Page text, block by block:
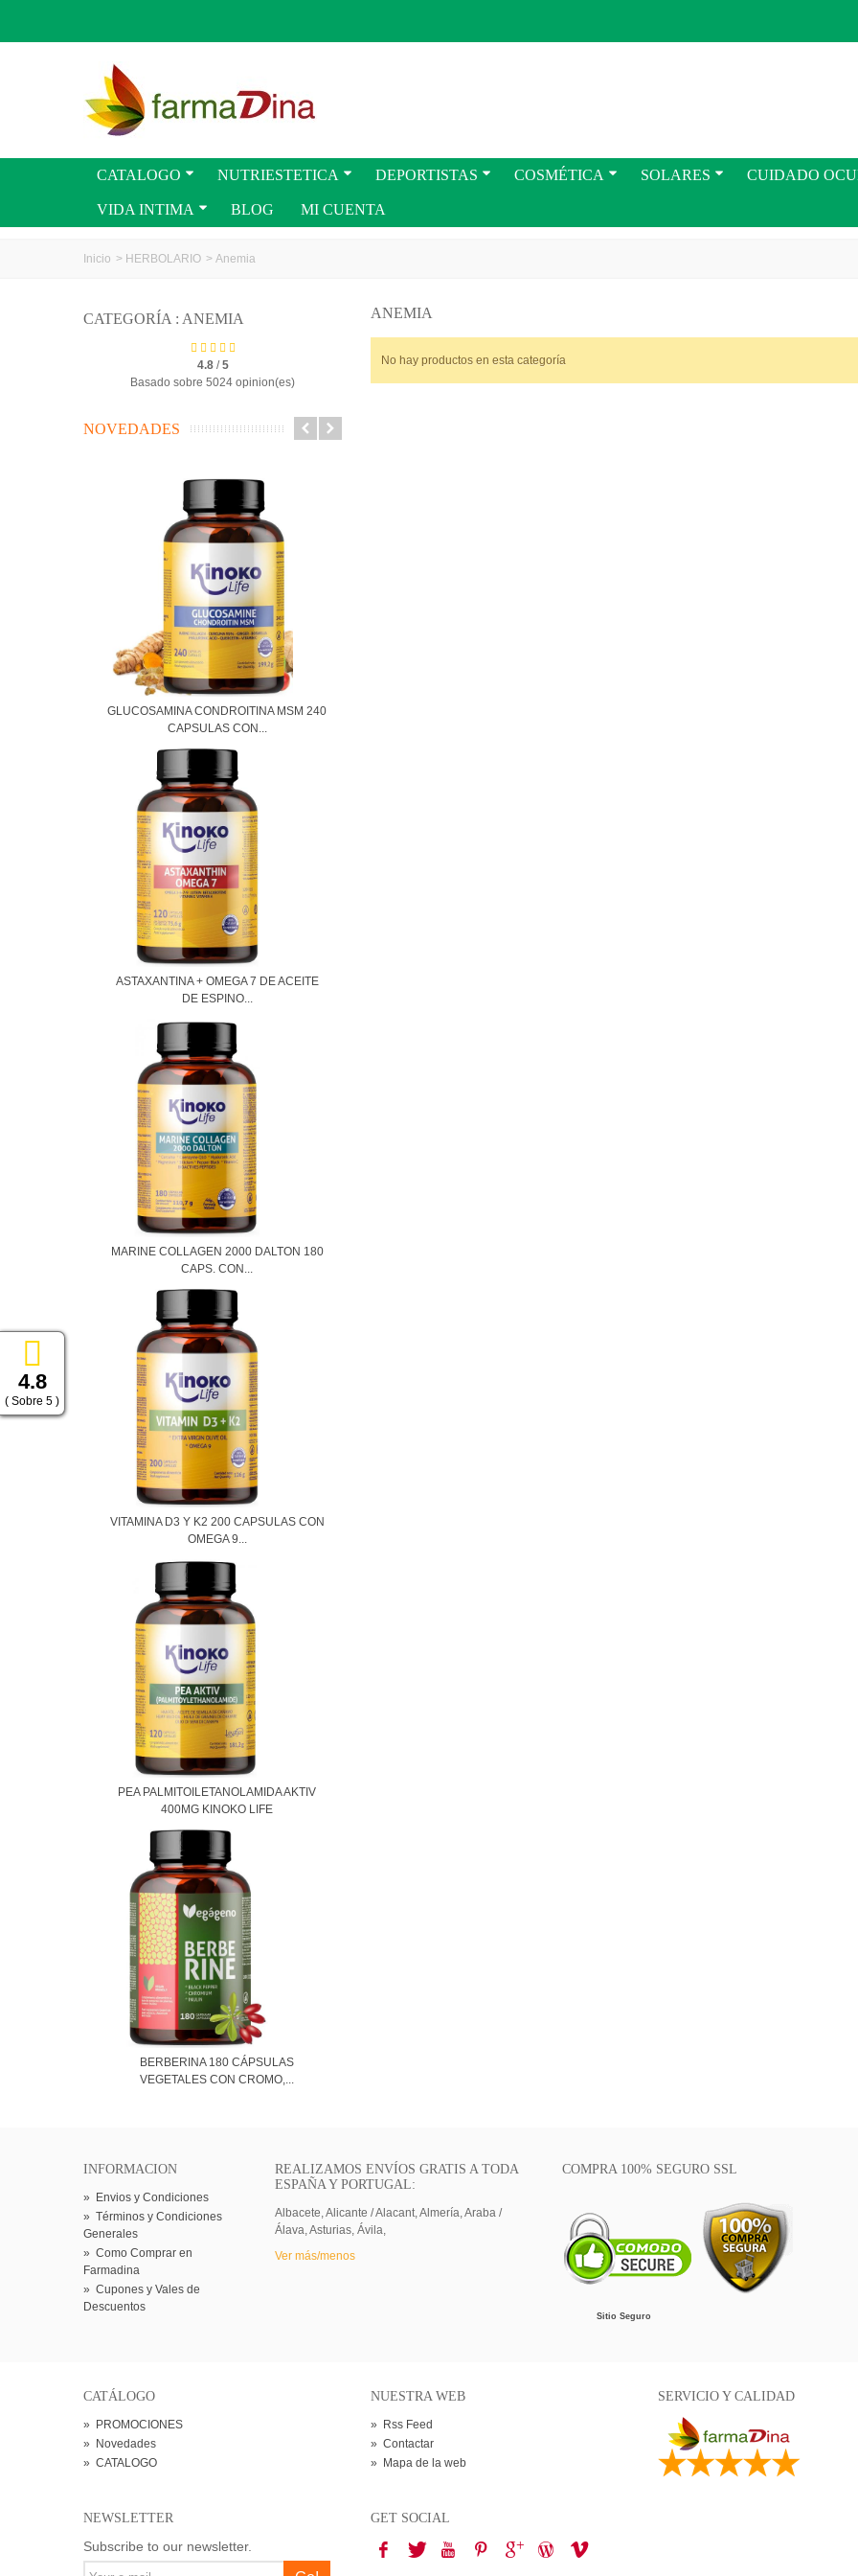
4.8
( Sobre 5 )
CATALOGO NUTRIESTETICA DEPORTISTAS COSMÉTICA SOLARES CUIDADO
VIDA INTIMA BLOG MI CUENTA
Inicio > HERBOLARIO > Anemia
CATEGORÍA : ANEMIA
4.8/5
Basado sobre 5024 opinion(es)
NOVEDADES
GLUCOSAMINA CONDROITINA MSM 240
CAPSULAS CON...
ASTAXANTINA + OMEGA 7 DE ACEITE
DE ESPINO...
MARINE COLLAGEN 2000 DALTON 180
CAPS. CON...
VITAMINA D3 Y K2 200 CAPSULAS CON
OMEGA 9...
PEA PALMITOILETANOLAMIDA AKTIV
400MG KINOKO LIFE
BERBERINA 180 CÁPSULAS
VEGETALES CON CROMO,...
ANEMIA
No hay productos en esta categoría
INFORMACION
» Envios y Condiciones
» Términos y Condiciones
Generales
» Como Comprar en
Farmadina
» Cupones y Vales de
Descuentos
REALIZAMOS ENVÍOS GRATIS A TODA
ESPAÑA Y PORTUGAL:
Albacete, Alicante / Alacant, Almería, Araba /
Álava, Asturias, Ávila,
Ver más/menos
COMPRA 100% SEGURO SSL
Sitio Seguro
CATÁLOGO
» PROMOCIONES
» Novedades
» CATALOGO
NUESTRA WEB
» Rss Feed
» Contactar
» Mapa de la web
SERVICIO Y CALIDAD
NEWSLETTER
Subscribe to our newsletter.
GET SOCIAL